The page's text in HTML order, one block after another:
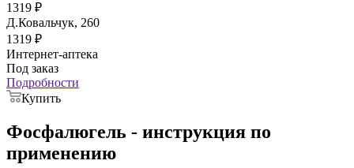
1319 ₽
Д.Ковальчук, 260
1319 ₽
Интернет-аптека
Под заказ
Подробности
Купить
Фосфалюгель - инструкция по
применению